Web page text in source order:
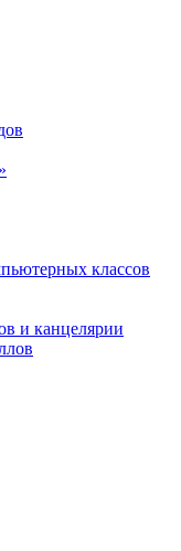
классов
и канцелярии